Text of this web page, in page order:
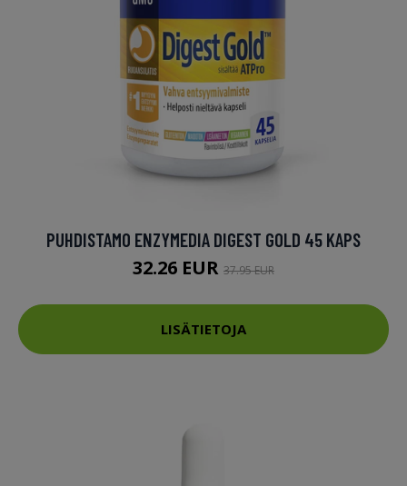
PUHDISTAMO ENZYMEDIA DIGEST GOLD 45 KAPS
32.26 EUR 37.95 EUR
LISÄTIETOJA